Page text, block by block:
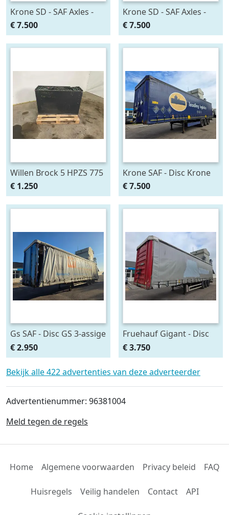
Krone SD - SAF Axles -
Disc Brakes Luchtvering
- Aluminium Zijschotten -
41 Ton - Meerdere
€ 7.500
Krone SD - SAF Axles -
Disc Brakes Luchtvering
- Aluminium Zijschotten -
41 Ton - Meerdere
€ 7.500
Willen Brock 5 HPZS 775
- 28 V Willen Brock 5
HPZS 775 tractiebatterij -
elektrische heftruck -
€ 1.250
Krone SAF - Disc Krone
3-assige zeilen trailer -
SAF assen -
Schijfremmen -
€ 7.500
Gs SAF - Disc GS 3-assige
schuilzeil oplegger - SAF
assen - Schijfremmen -
Luchtvering - 435/50 R19
€ 2.950
Fruehauf Gigant - Disc
Fruehauf 3 assige
zeilentrailer - Gigant
assen - schijfremmen -
€ 3.750
Bekijk alle 422 advertenties van deze adverteerder
Advertentienummer: 96381004
Meld tegen de regels
Home Algemene voorwaarden Privacy beleid FAQ
Huisregels Veilig handelen Contact API